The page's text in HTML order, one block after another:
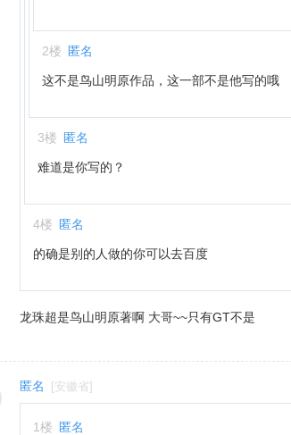
2楼 匿名
这不是鸟山明原作品，这一部不是他写的哦
3楼 匿名
难道是你写的？
4楼 匿名
的确是别的人做的你可以去百度
龙珠超是鸟山明原著啊 大哥~~只有GT不是
匿名 [安徽省]
1楼 匿名